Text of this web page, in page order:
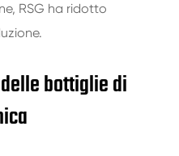
RSG ha ridotto
bottiglie di